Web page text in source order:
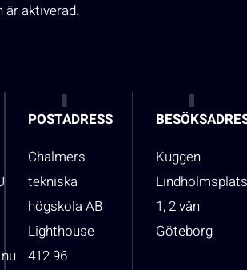
är aktiverad.
POSTADRESS
Chalmers
tekniska
högskola AB
Lighthouse
412 96
Kuggen
1, 2 vån
Göteborg